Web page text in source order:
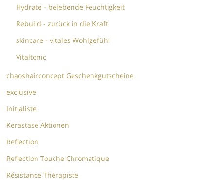
Hydrate - belebende Feuchtigkeit
Rebuild - zurück in die Kraft
skincare - vitales Wohlgefühl
Vitaltonic
chaoshairconcept Geschenkgutscheine
exclusive
Initialiste
Kerastase Aktionen
Reflection
Reflection Touche Chromatique
Résistance Thérapiste